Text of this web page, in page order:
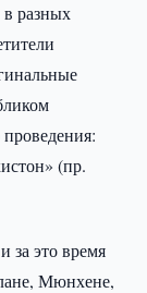
разных
(пр.
за это время
Мюнхене,